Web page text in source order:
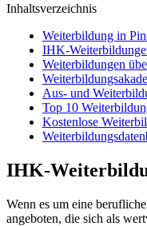
Inhaltsverzeichnis
Weiterbildung in
IHK-
Weiterbildungen
Aus- und
Top 10
Kostenlose
IHK-
Wenn es um eine
angeboten, die sich als